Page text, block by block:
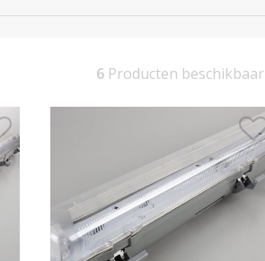
6 Producten beschikbaar